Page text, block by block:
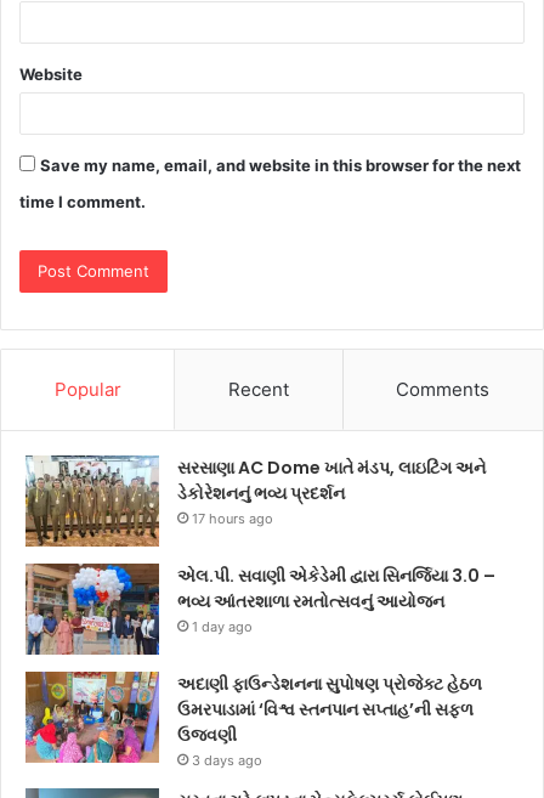
Website
Save my name, email, and website in this browser for the next
time I comment.
Popular Recent Comments
સરસાણા AC Dome ખાતે મંડપ, લાઇટિંગ અને
ડેકોરેશનનું ભવ્ય પ્રદર્શન
17 hours ago
એલ.પી. સવાણી એકેડેમી દ્વારા સિનર્જિયા 3.0 –
ભવ્ય આંતરશાળા રમતોત્સવનું આયોજન
1 day ago
અદાણી ફાઉન્ડેશનના સુપોષણ પ્રોજેક્ટ હેઠળ
ઉમરપાડામાં ‘વિશ્વ સ્તનપાન સપ્તાહ’ની સફળ
ઉજવણી
3 days ago